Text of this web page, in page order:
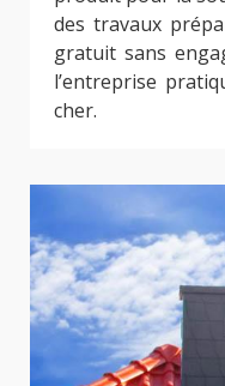
des travaux
gratuit sans
l’entreprise
cher.